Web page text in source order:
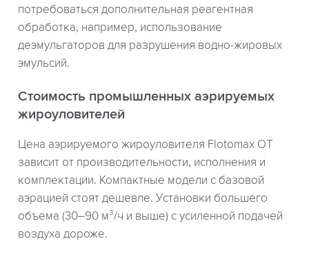
потребоваться дополнительная реагентная
обработка, например, использование
деэмульгаторов для разрушения водно-жировых
эмульсий.
Стоимость промышленных аэрируемых
жироуловителей
Цена аэрируемого жироуловителя Flotomax OT
зависит от производительности, исполнения и
комплектации. Компактные модели с базовой
аэрацией стоят дешевле. Установки большего
объема (30–90 м³/ч и выше) с усиленной подачей
воздуха дороже.